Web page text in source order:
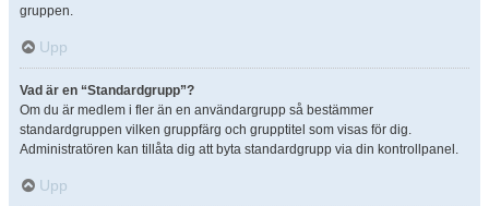
gruppen.
Upp
Vad är en “Standardgrupp”?
Om du är medlem i fler än en användargrupp så bestämmer
standardgruppen vilken gruppfärg och grupptitel som visas för dig.
Administratören kan tillåta dig att byta standardgrupp via din kontrollpanel.
Upp